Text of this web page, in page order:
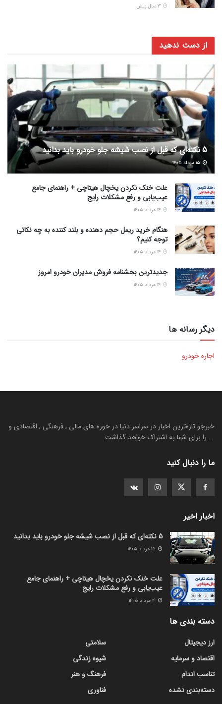
از دست ندهید
5 نکته‌ای که قبل از نصب شیشه جلو خودرو باید بدانید
علت خنک نکردن یخچال هیتاچی + راهنمای جامع
عیب‌یابی و رفع مشکلات رایج
هنگام خرید ریمل حجم دهنده و بلند کننده به چه نکاتی
توجه کنیم؟
جدیدترین بخشنامه فروش مدیران خودرو امروز
دیگر رسانه ها
اجاره خودرو
خبرجو تازه‌ترین اخبار در سراسر دنیا در حوره های مالی , فرهنگی , اقتصادی و
... را برای شما به اشتراک خواهد گذاشت.
ما را دنبال کنید
اخبار اخیر
5 نکته‌ای که قبل از نصب شیشه جلو خودرو باید بدانید
علت خنک نکردن یخچال هیتاچی + راهنمای جامع
عیب‌یابی و رفع مشکلات رایج
دسته بندی ها
ارز دیجیتال
اقتصاد و سرمایه
تناسب اندام
دسته‌بندی نشده
سلامتی
شیوه زندگی
فرهنگ و هنر
فناوری